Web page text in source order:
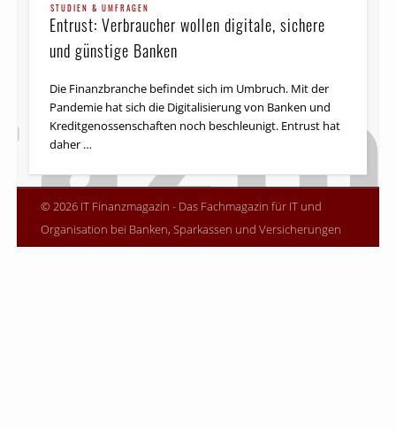
STUDIEN & UMFRAGEN
Entrust: Verbraucher wollen digitale, sichere
und günstige Banken
Die Finanzbranche befindet sich im Umbruch. Mit der
Pandemie hat sich die Digitalisierung von Banken und
Kreditgenossenschaften noch beschleunigt. Entrust hat
daher …
© 2026 IT Finanzmagazin - Das Fachmagazin für IT und
Organisation bei Banken, Sparkassen und Versicherungen